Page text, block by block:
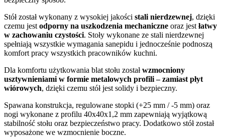
Stół został wykonany z wysokiej jakości stali nierdzewnej, dzięki
czemu jest odporny na uszkodzenia mechaniczne oraz jest łatwy
w zachowaniu czystości. Stoły wykonane ze stali nierdzewnej
spełniają wszystkie wymagania sanepidu i jednocześnie podnoszą
komfort pracy wszystkich pracowników kuchni.
Dla komfortu użytkowania blat stołu zostałwzmocniony
usztywnieniami w formie metalowych profili – zamiast płyt
wiórowych, dzięki czemu stół jest solidy i bezpieczny.
Spawana konstrukcja, regulowane stopki (+25 mm / -5 mm) oraz
nogi wykonane z profilu 40x40x1,2 mm zapewniają wyjątkową
stabilność stołu oraz bezpieczeństwo pracy. Dodatkowo stół został
wyposażone we wzmocnienie boczne.